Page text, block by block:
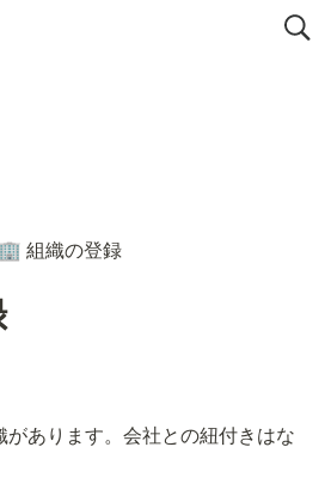
🏢 組織の登録
あります。会社との紐付きはな